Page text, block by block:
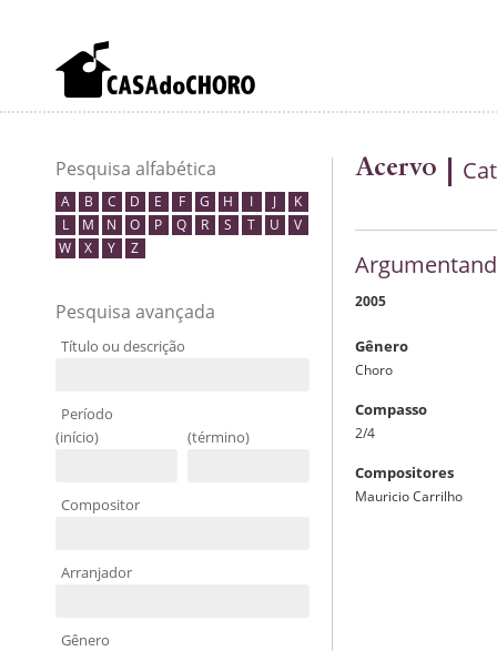
Pesquisa alfabética
A B C D E F G H I J
K
L
M N O P Q R S T U
V
W
X Y Z
Pesquisa avançada
Título ou descrição
Período
(início)
(término)
Compositor
Arranjador
Gênero
Acervo
2005
Gênero
Choro
Compasso
2/4
Compositores
Mauricio Carrilho